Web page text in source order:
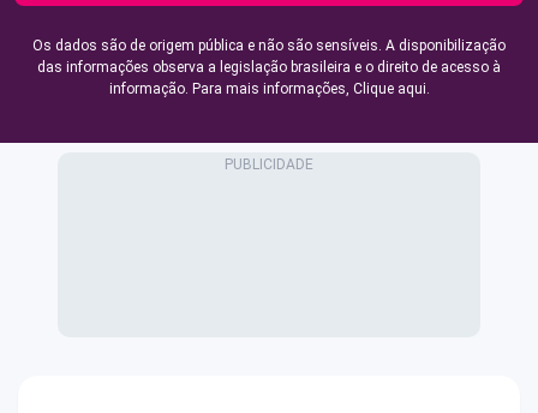
Os dados são de origem pública e não são sensíveis. A disponibilização
das informações observa a legislação brasileira e o direito de acesso à
informação. Para mais informações, Clique aqui.